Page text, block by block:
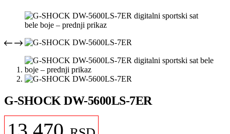
G-SHOCK DW-5600LS-7ER